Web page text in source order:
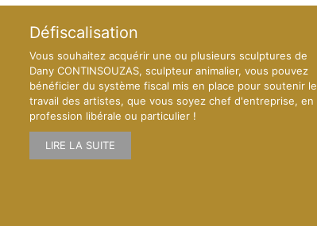
Défiscalisation
Vous souhaitez acquérir une ou plusieurs sculptures de
Dany CONTINSOUZAS, sculpteur animalier, vous pouvez
bénéficier du système fiscal mis en place pour soutenir le
travail des artistes, que vous soyez chef d'entreprise, en
profession libérale ou particulier !
LIRE LA SUITE